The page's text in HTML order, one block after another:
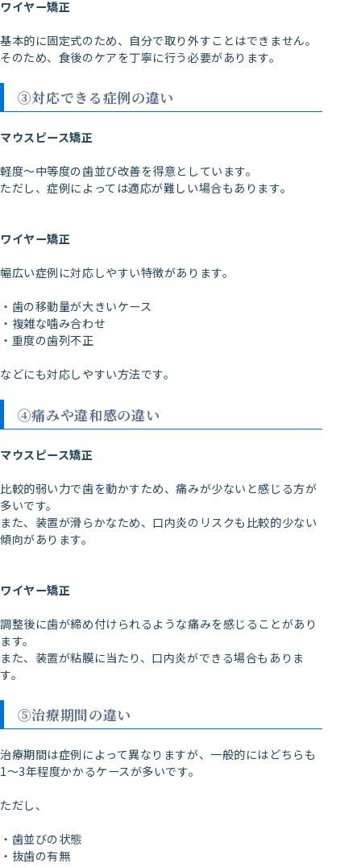
ワイヤー矯正
基本的に固定式のため、自分で取り外すことはできません。
そのため、食後のケアを丁寧に行う必要があります。
③対応できる症例の違い
マウスピース矯正
軽度〜中等度の歯並び改善を得意としています。
ただし、症例によっては適応が難しい場合もあります。
ワイヤー矯正
幅広い症例に対応しやすい特徴があります。
・歯の移動量が大きいケース
・複雑な噛み合わせ
・重度の歯列不正
などにも対応しやすい方法です。
④痛みや違和感の違い
マウスピース矯正
比較的弱い力で歯を動かすため、痛みが少ないと感じる方が
多いです。
また、装置が滑らかなため、口内炎のリスクも比較的少ない
傾向があります。
ワイヤー矯正
調整後に歯が締め付けられるような痛みを感じることがあり
ます。
また、装置が粘膜に当たり、口内炎ができる場合もありま
す。
⑤治療期間の違い
治療期間は症例によって異なりますが、一般的にはどちらも
1〜3年程度かかるケースが多いです。
ただし、
・歯並びの状態
・抜歯の有無